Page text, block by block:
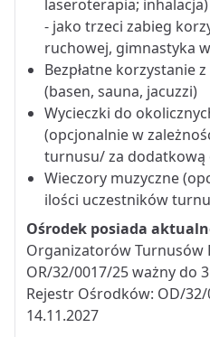
laseroterapia; inhalacja)
- jako trzeci zabieg
ruchowej, gimnastyka
Bezpłatne korzystanie z
(basen, sauna, jacuzzi)
Wycieczki do
(opcjonalnie w
turnusu/ za dodatkową
Wieczory muzyczne
ilości uczestników
Ośrodek posiada
Organizatorów Turnusów
OR/32/0017/25 ważny do
Rejestr Ośrodków: OD/
14.11.2027